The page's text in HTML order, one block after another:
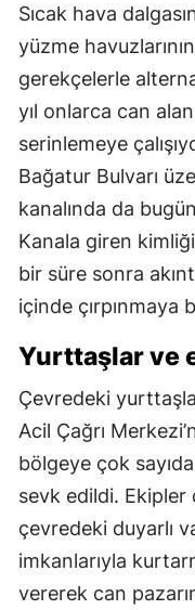
Sıcak hava
yüzme
gerekçelerle
yıl onlarca can
serinlemeye
Bağatur Bulvarı
kanalında da
Kanala giren
bir süre sonra
içinde çırpınmaya
Yurttaşlar ve
Çevredeki
Acil Çağrı
bölgeye çok
sevk edildi. Ekipler
çevredeki duyarlı
imkanlarıyla
vererek can